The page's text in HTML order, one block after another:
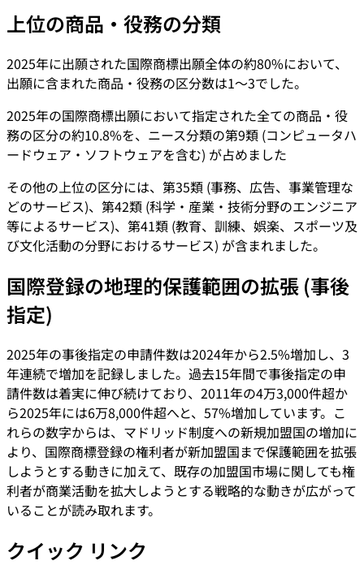
上位の商品・役務の分類
2025年に出願された国際商標出願全体の約80%において、
出願に含まれた商品・役務の区分数は1～3でした。
2025年の国際商標出願において指定された全ての商品・役
務の区分の約10.8%を、ニース分類の第9類 (コンピュータハ
ードウェア・ソフトウェアを含む) が占めました
その他の上位の区分には、第35類 (事務、広告、事業管理な
どのサービス)、第42類 (科学・産業・技術分野のエンジニア
等によるサービス)、第41類 (教育、訓練、娯楽、スポーツ及
び文化活動の分野におけるサービス) が含まれました。
国際登録の地理的保護範囲の拡張 (事後
指定)
2025年の事後指定の申請件数は2024年から2.5%増加し、3
年連続で増加を記録しました。過去15年間で事後指定の申
請件数は着実に伸び続けており、2011年の4万3,000件超か
ら2025年には6万8,000件超へと、57%増加しています。こ
れらの数字からは、マドリッド制度への新規加盟国の増加に
より、国際商標登録の権利者が新加盟国まで保護範囲を拡張
しようとする動きに加えて、既存の加盟国市場に関しても権
利者が商業活動を拡大しようとする戦略的な動きが広がって
いることが読み取れます。
クイック リンク